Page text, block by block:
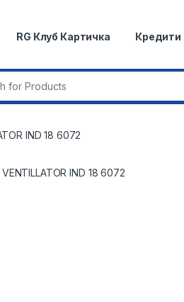
RG Клуб Картичка Кредити
IND 18 6072